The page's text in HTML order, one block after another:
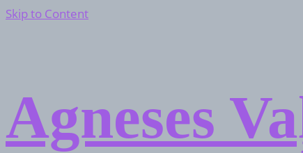
Skip to Content
Agneses